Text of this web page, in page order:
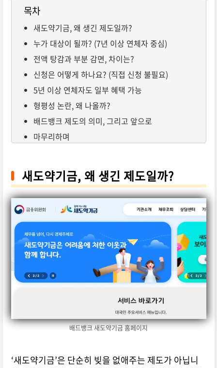
목차
새도약기금, 왜 생긴 제도일까?
누가 대상이 될까? (7년 이상 연체자 중심)
전액 탕감과 부분 감면, 차이는?
신청은 어떻게 하나요? (직접 신청 불필요)
5년 이상 연체자도 일부 혜택 가능
형평성 논란, 왜 나올까?
배드뱅크 제도의 의미, 그리고 앞으로
마무리하며
새도약기금, 왜 생긴 제도일까?
배드뱅크 새도약기금 홈페이지
‘새도약기금’은 단순히 빚을 없애주는 제도가 아닙니